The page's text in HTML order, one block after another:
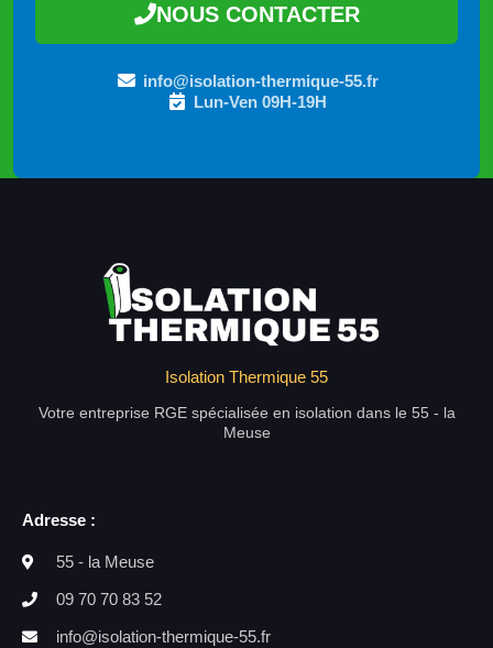
NOUS CONTACTER
info@isolation-thermique-55.fr
Lun-Ven 09H-19H
Isolation Thermique 55
Votre entreprise RGE spécialisée en isolation dans le 55 - la
Meuse
Adresse :
55 - la Meuse
09 70 70 83 52
info@isolation-thermique-55.fr